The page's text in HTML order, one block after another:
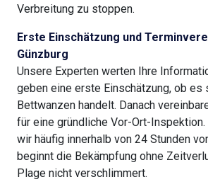
Verbreitung zu stoppen.
Erste Einschätzung und
Günzburg
Unsere Experten werten Ihre
geben eine erste Einschätzung, ob es
Bettwanzen handelt. Danach
für eine gründliche Vor-Ort-
wir häufig innerhalb von 24 Stunden
beginnt die Bekämpfung ohne
Plage nicht verschlimmert.